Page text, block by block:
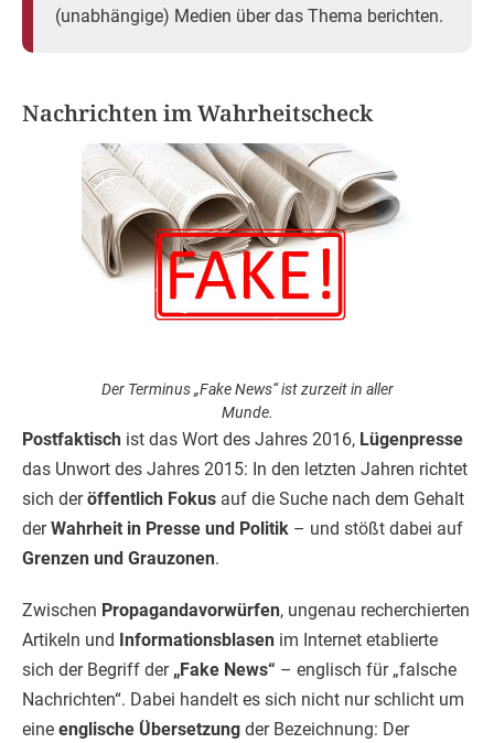
(unabhängige) Medien über das Thema berichten.
Nachrichten im Wahrheitscheck
Der Terminus „Fake News“ ist zurzeit in aller
Munde.
Postfaktisch ist das Wort des Jahres 2016, Lügenpresse
das Unwort des Jahres 2015: In den letzten Jahren richtet
sich deröffentlich Fokus auf die Suche nach dem Gehalt
derWahrheit in Presse und Politik – und stößt dabei auf
Grenzen und Grauzonen.
Zwischen Propagandavorwürfen, ungenau recherchierten
Artikeln und Informationsblasen im Internet etablierte
sich der Begriff der „Fake News“ – englisch für „falsche
Nachrichten“. Dabei handelt es sich nicht nur schlicht um
eine englische Übersetzung der Bezeichnung: Der